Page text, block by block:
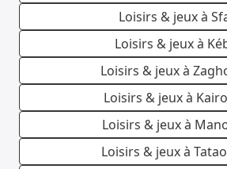
Loisirs & jeux à
Loisirs & jeux à
Loisirs & jeux à
Loisirs & jeux à
Loisirs & jeux à
Loisirs & jeux à